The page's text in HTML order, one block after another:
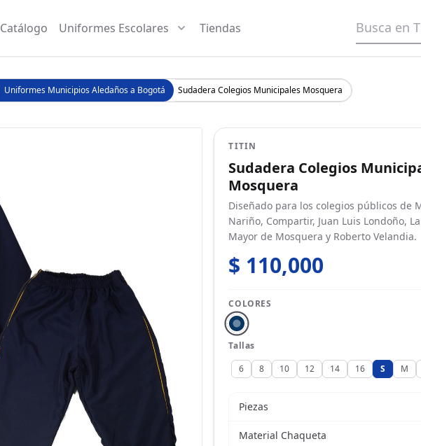
Catálogo Uniformes Escolares Tiendas
Uniformes Municipios Aledaños a Bogotá Sudadera Colegios Municipales Mosquera
TITIN
Sudadera Colegios
Mosquera
Diseñado para los colegios públicos de
Nariño, Compartir, Juan Luis Londoño,
Mayor de Mosquera y Roberto Velandia.
$ 110,000
COLORES
Tallas
6
8 10 12 14 16 S M
Piezas
Material Chaqueta